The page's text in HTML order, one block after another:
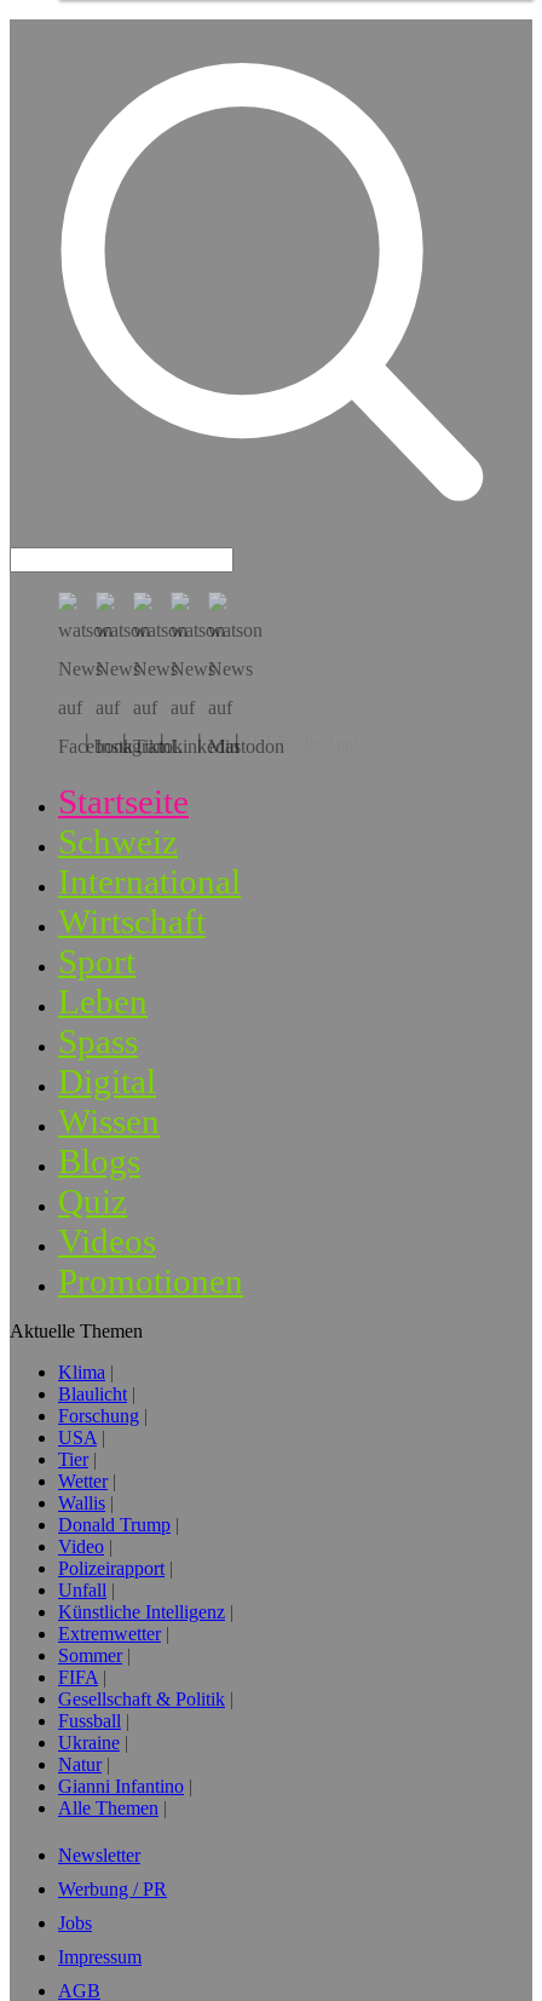
Hol dir die App!
Startseite
Schweiz
International
Wirtschaft
Sport
Leben
Spass
Digital
Wissen
Blogs
Quiz
Videos
Promotionen
Aktuelle Themen
Klima
Blaulicht
Forschung
USA
Tier
Wetter
Wallis
Donald Trump
Video
Polizeirapport
Unfall
Künstliche Intelligenz
Extremwetter
Sommer
FIFA
Gesellschaft & Politik
Fussball
Ukraine
Natur
Gianni Infantino
Alle Themen
Newsletter
Werbung / PR
Jobs
Impressum
AGB